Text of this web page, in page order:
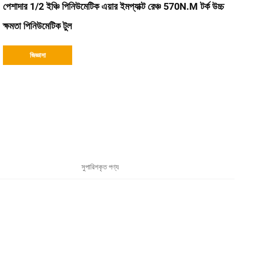
পেশাদার 1/2 ইঞ্চি পিনিউমেটিক এয়ার ইমপ্যাক্ট রেঞ্চ 570N.M টর্ক উচ্চ
ক্ষমতা পিনিউমেটিক টুল
জিজ্ঞাসা
সুপারিশকৃত পণ্য